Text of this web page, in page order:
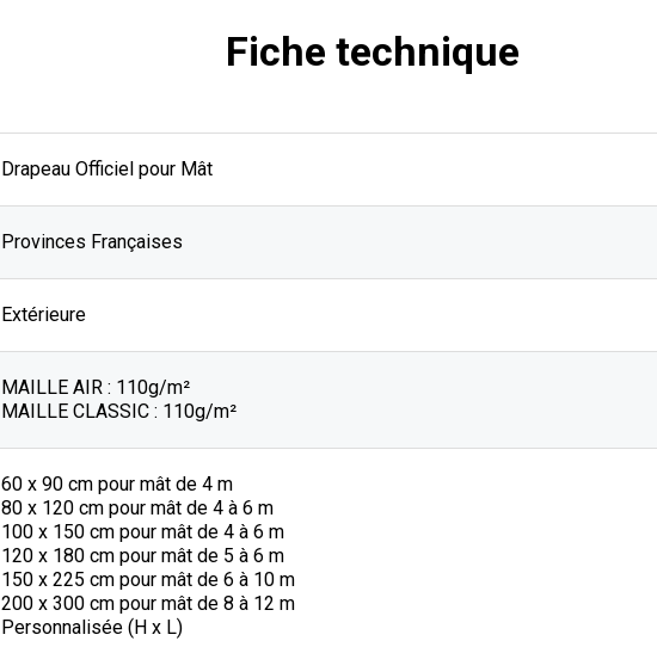
Fiche technique
Drapeau Officiel pour Mât
Provinces Françaises
Extérieure
MAILLE AIR : 110g/m²
MAILLE CLASSIC : 110g/m²
60 x 90 cm pour mât de 4 m
80 x 120 cm pour mât de 4 à 6 m
100 x 150 cm pour mât de 4 à 6 m
120 x 180 cm pour mât de 5 à 6 m
150 x 225 cm pour mât de 6 à 10 m
200 x 300 cm pour mât de 8 à 12 m
Personnalisée (H x L)